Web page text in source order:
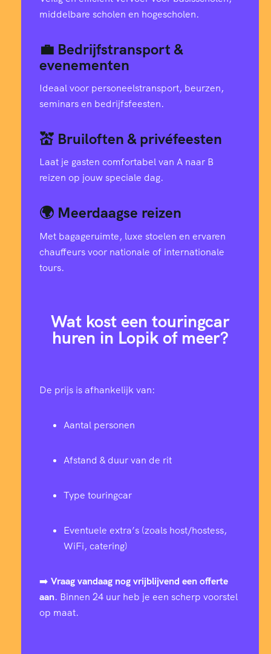
middelbare scholen en hogescholen.
💼 Bedrijfstransport &
evenementen
Ideaal voor personeelstransport, beurzen,
seminars en bedrijfsfeesten.
💒 Bruiloften & privéfeesten
Laat je gasten comfortabel van A naar B
reizen op jouw speciale dag.
🌍 Meerdaagse reizen
Met bagageruimte, luxe stoelen en ervaren
chauffeurs voor nationale of internationale
tours.
Wat kost een touringcar
huren in Lopik of meer?
De prijs is afhankelijk van:
Aantal personen
Afstand & duur van de rit
Type touringcar
Eventuele extra’s (zoals host/hostess,
WiFi, catering)
➡️ Vraag vandaag nog vrijblijvend een offerte
aan. Binnen 24 uur heb je een scherp voorstel
op maat.